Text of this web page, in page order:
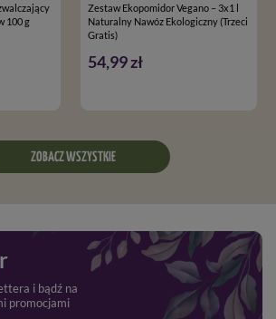
100 g
Zestaw Ekopomidor Vegano – 3x1 l
Naturalny Nawóz Ekologiczny (Trzeci
Gratis)
54,99 zł
ZOBACZ WSZYSTKIE
i bądź na
promocjami